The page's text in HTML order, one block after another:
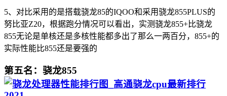
5、对比采用的是搭载骁龙85的IQOO和采用骁龙855PLUS的
努比亚Z20，根据跑分情况可以看出，实测骁龙855+比骁龙
855无论是单核还是多核性能都多出了那么一两百分，855+的
实际性能比855还是要强的
第五名：骁龙855